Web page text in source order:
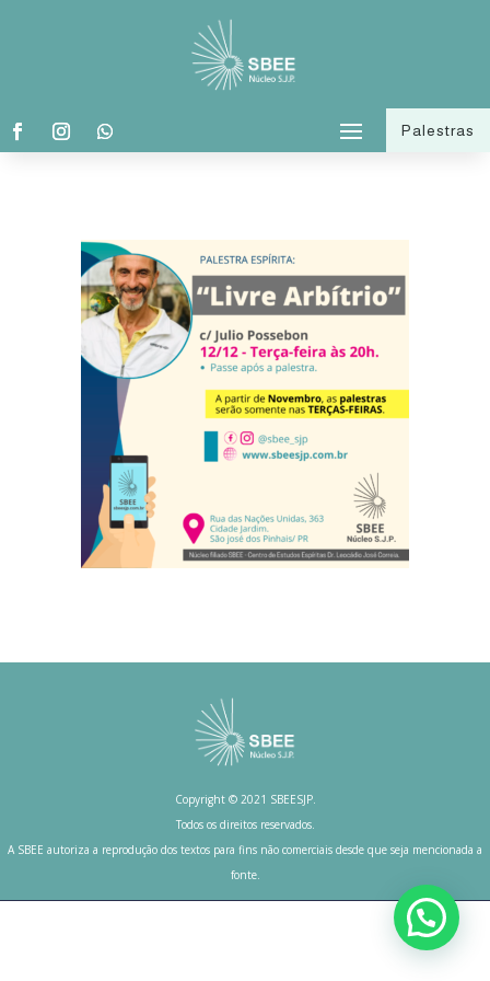
Palestras
Copyright © 2021 SBEESJP.
Todos os direitos reservados.
A SBEE autoriza a reprodução dos textos para fins não comerciais desde que seja mencionada a
fonte.